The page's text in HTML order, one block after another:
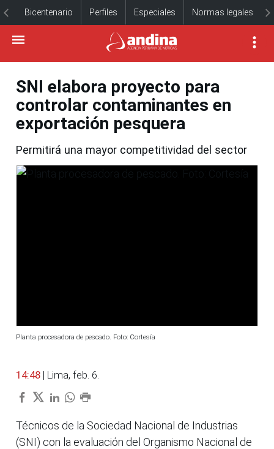
Bicentenario Perfiles Especiales Normas legales
SNI elabora proyecto para
controlar contaminantes en
exportación pesquera
Permitirá una mayor competitividad del sector
Planta procesadora de pescado. Foto: Cortesía
14:48 | Lima, feb. 6.
Técnicos de la Sociedad Nacional de Industrias
(SNI) con la evaluación del Organismo Nacional de